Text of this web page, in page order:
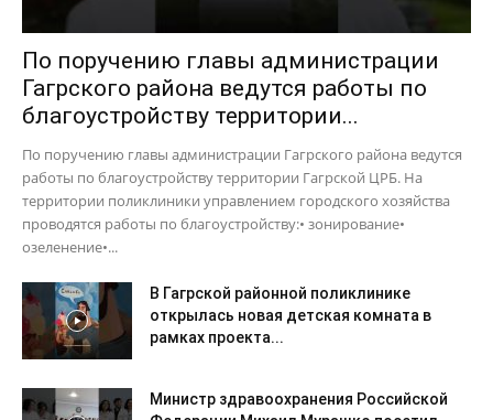
По поручению главы администрации
Гагрского района ведутся работы по
благоустройству территории...
По поручению главы администрации Гагрского района ведутся
работы по благоустройству территории Гагрской ЦРБ. На
территории поликлиники управлением городского хозяйства
проводятся работы по благоустройству:• зонирование•
озеленение•...
В Гагрской районной поликлинике
открылась новая детская комната в
рамках проекта...
Министр здравоохранения Российской